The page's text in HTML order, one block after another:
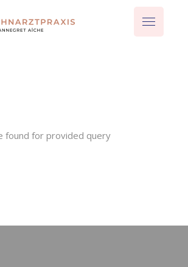
found for provided query